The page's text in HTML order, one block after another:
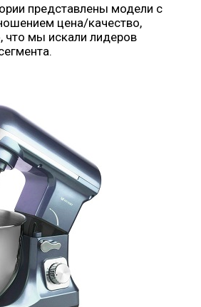
представлены модели с
цена/качество,
что мы искали лидеров